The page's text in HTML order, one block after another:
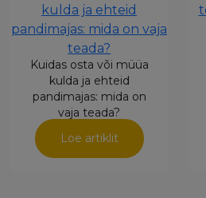
Kuidas osta või müüa
kulda ja ehteid
pandimajas: mida on
vaja teada?
Loe artiklit